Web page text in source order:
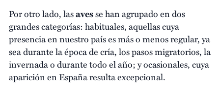
Por otro lado, lasavesse han agrupado en dos
grandes categorías: habituales, aquellas cuya
presencia en nuestro país es más o menos regular, ya
sea durante la época de cría, los pasos migratorios, la
invernada o durante todo el año; y ocasionales, cuya
aparición en España resulta excepcional.